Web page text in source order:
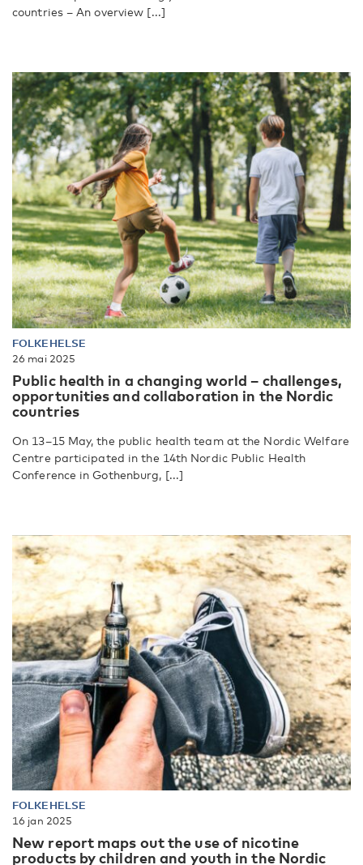
countries – An overview [...]
FOLKEHELSE
26 mai 2025
Public health in a changing world – challenges,
opportunities and collaboration in the Nordic
countries
On 13–15 May, the public health team at the Nordic Welfare
Centre participated in the 14th Nordic Public Health
Conference in Gothenburg, [...]
FOLKEHELSE
16 jan 2025
New report maps out the use of nicotine
products by children and youth in the Nordic